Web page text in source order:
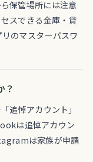
保管場所には注意
スできる金庫・貸
のマスターパスワ
？
追悼アカウント」
は追悼アカウン
は家族が申請